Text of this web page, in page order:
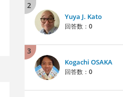
2
Yuya J. Kato
回答数： 0
3
Kogachi OSAKA
回答数： 0